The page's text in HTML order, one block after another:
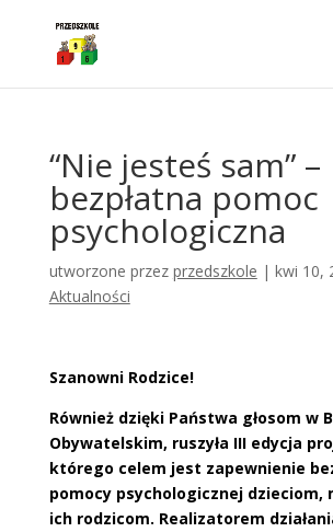
“Nie jesteś sam” –
bezpłatna pomoc
psychologiczna
utworzone przez przedszkole | kwi 10,
Aktualności
Szanowni Rodzice!
Również dzięki Państwa głosom w
Obywatelskim, ruszyła III edycja
którego celem jest zapewnienie
pomocy psychologicznej dzieciom,
ich rodzicom. Realizatorem